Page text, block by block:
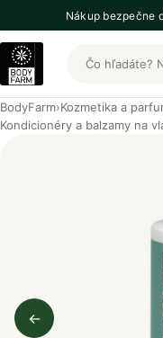
Nákup bezpečne
Hľadať
BodyFarm›Kozmetika a
Kondicionéry a balzamy na
←
Predchádzajúci